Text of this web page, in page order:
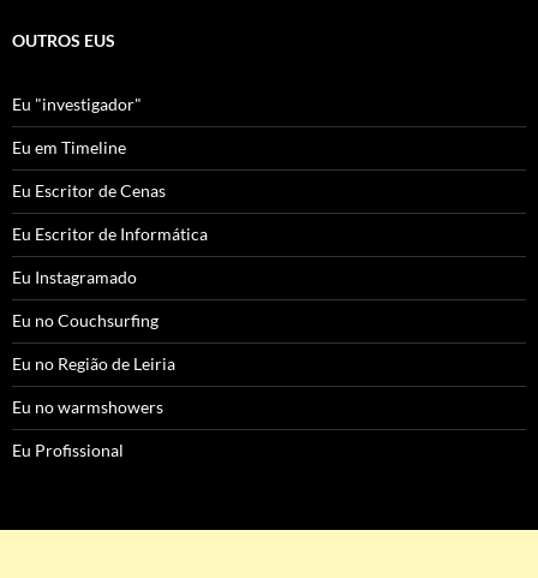
OUTROS EUS
Eu "investigador"
Eu em Timeline
Eu Escritor de Cenas
Eu Escritor de Informática
Eu Instagramado
Eu no Couchsurfing
Eu no Região de Leiria
Eu no warmshowers
Eu Profissional